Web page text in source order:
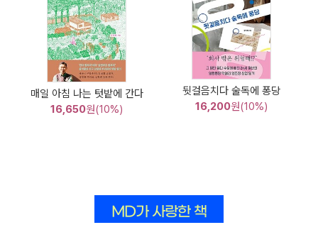
매일 아침 나는 텃밭에 간다
16,650원(10%)
뒷걸음치다 술독에 퐁당
16,200원(10%)
MD가 사랑한 책